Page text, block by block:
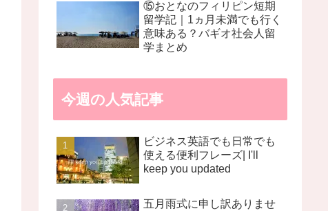
⑮おとなのフィリピン短期
留学記｜1ヵ月未満でも行く
意味ある？バギオ社会人留
学まとめ
今週の人気記事
ビジネス英語でも日常でも
使える便利フレーズ| I'll
keep you updated
五月雨式に申し訳ありませ